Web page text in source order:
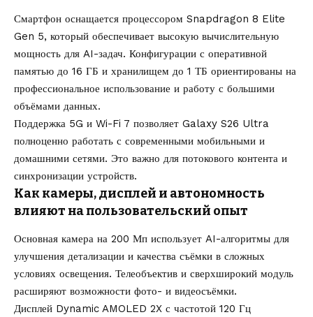
Смартфон оснащается процессором Snapdragon 8 Elite
Gen 5, который обеспечивает высокую вычислительную
мощность для AI-задач. Конфигурации с оперативной
памятью до 16 ГБ и хранилищем до 1 ТБ ориентированы на
профессиональное использование и работу с большими
объёмами данных.
Поддержка 5G и Wi-Fi 7 позволяет Galaxy S26 Ultra
полноценно работать с современными мобильными и
домашними сетями. Это важно для потокового контента и
синхронизации устройств.
Как камеры, дисплей и автономность
влияют на пользовательский опыт
Основная камера на 200 Мп использует AI-алгоритмы для
улучшения детализации и качества съёмки в сложных
условиях освещения. Телеобъектив и сверхширокий модуль
расширяют возможности фото- и видеосъёмки.
Дисплей Dynamic AMOLED 2X с частотой 120 Гц